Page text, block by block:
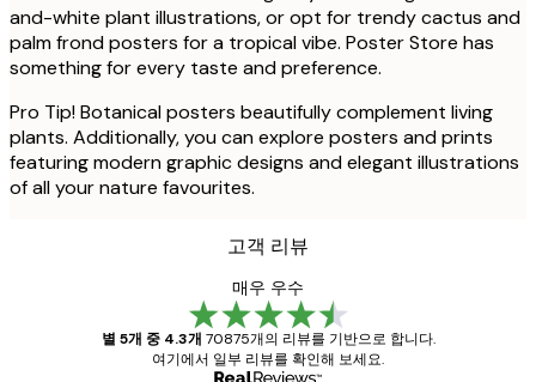
and-white plant illustrations, or opt for trendy cactus and
palm frond posters for a tropical vibe. Poster Store has
something for every taste and preference.
Pro Tip! Botanical posters beautifully complement living
plants. Additionally, you can explore posters and prints
featuring modern graphic designs and elegant illustrations
of all your nature favourites.
고객 리뷰
매우 우수
별 5개 중 4.3개 70875개의 리뷰를 기반으로 합니다.
여기에서 일부 리뷰를 확인해 보세요.